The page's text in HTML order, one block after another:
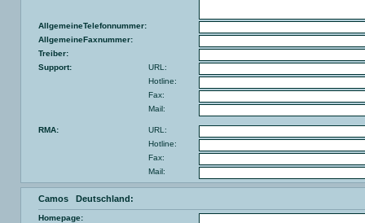
AllgemeineTelefonnummer:
AllgemeineFaxnummer:
Treiber:
Support:
URL:
Hotline:
Fax:
Mail:
RMA:
URL:
Hotline:
Fax:
Mail:
Camos Deutschland:
Homepage: